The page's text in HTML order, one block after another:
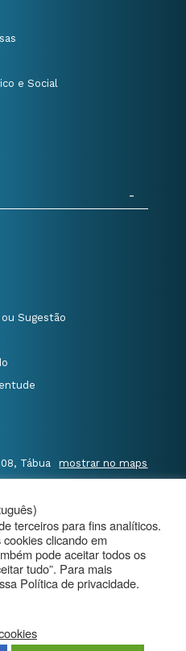
e Social
Sugestão
Tábua mostrar no maps
tabua.pt
| Mapa do Portal
|
|
- Videovigilância
terceiros para fins analíticos.
clicando em
pode aceitar todos os
tudo”. Para mais
Política de privacidade.